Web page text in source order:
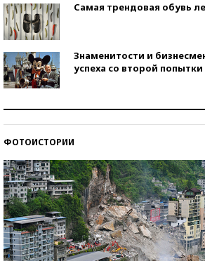
Самая трендовая обувь
Знаменитости и
успеха со второй попытки
ФОТОИСТОРИИ